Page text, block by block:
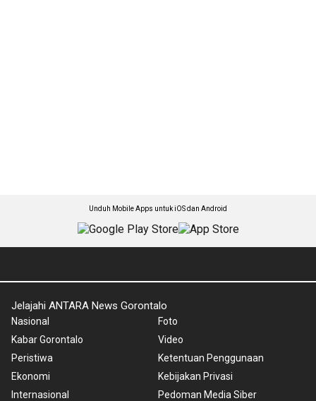
Unduh Mobile Apps untuk iOS dan Android
Jelajahi ANTARA News Gorontalo
Nasional
Kabar Gorontalo
Peristiwa
Ekonomi
Internasional
Foto
Video
Ketentuan Penggunaan
Kebijakan Privasi
Pedoman Media Siber